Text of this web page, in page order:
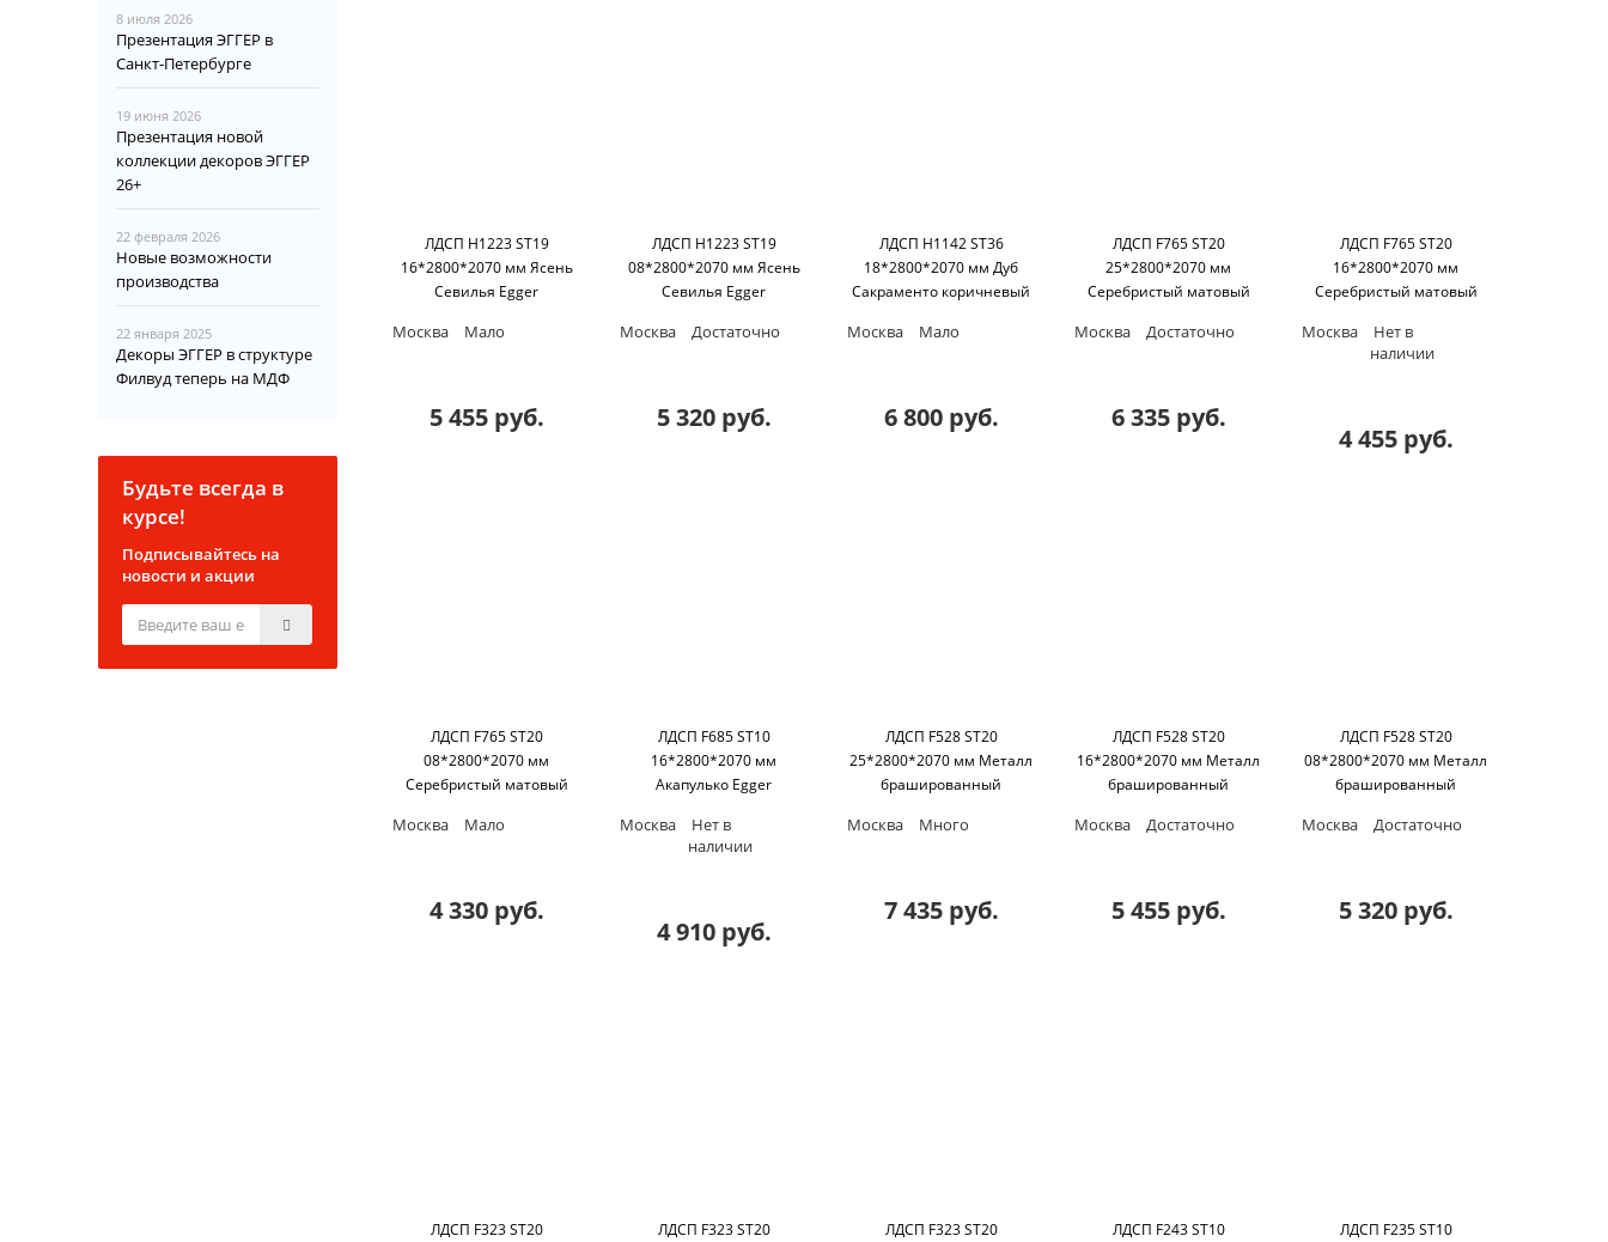
8 июля 2026
Презентация ЭГГЕР в
Санкт-Петербурге
19 июня 2026
Презентация новой
коллекции декоров ЭГГЕР
26+
22 февраля 2026
Новые возможности
производства
22 января 2025
Декоры ЭГГЕР в структуре
Филвуд теперь на МДФ
Будьте всегда в
курсе!
Подписывайтесь на
новости и акции
ЛДСП H1223 ST19
16*2800*2070 мм Ясень
Севилья Egger
Москва Мало
5 455 руб.
ЛДСП H1223 ST19
08*2800*2070 мм Ясень
Севилья Egger
Москва Достаточно
5 320 руб.
ЛДСП H1142 ST36
18*2800*2070 мм Дуб
Сакраменто коричневый
Москва Мало
6 800 руб.
ЛДСП F765 ST20
25*2800*2070 мм
Серебристый матовый
Москва Достаточно
6 335 руб.
ЛДСП F765 ST20
16*2800*2070 мм
Серебристый матовый
Москва
Нет в
наличии
4 455 руб.
ЛДСП F765 ST20
08*2800*2070 мм
Серебристый матовый
Москва Мало
4 330 руб.
ЛДСП F685 ST10
16*2800*2070 мм
Акапулько Egger
Москва
Нет в
наличии
4 910 руб.
ЛДСП F528 ST20
25*2800*2070 мм Металл
брашированный
Москва Много
7 435 руб.
ЛДСП F528 ST20
16*2800*2070 мм Металл
брашированный
Москва Достаточно
5 455 руб.
ЛДСП F528 ST20
08*2800*2070 мм Металл
брашированный
Москва Достаточно
5 320 руб.
ЛДСП F323 ST20
ЛДСП F323 ST20
ЛДСП F323 ST20
ЛДСП F243 ST10
ЛДСП F235 ST10